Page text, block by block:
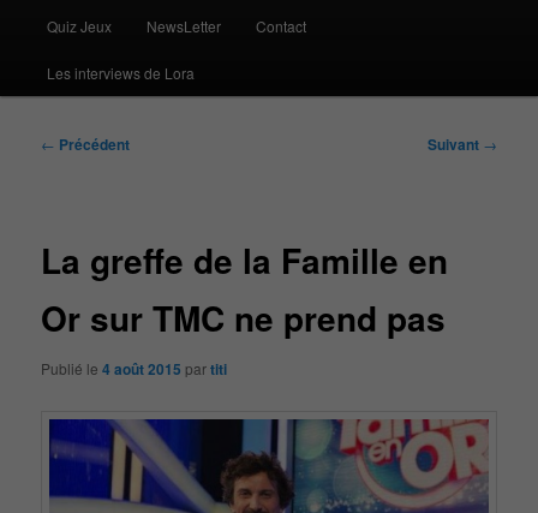
Quiz Jeux NewsLetter Contact
Les interviews de Lora
Navigation
← Précédent Suivant →
La greffe de la Famille en
Or sur TMC ne prend pas
Publié le4 août 2015 partiti